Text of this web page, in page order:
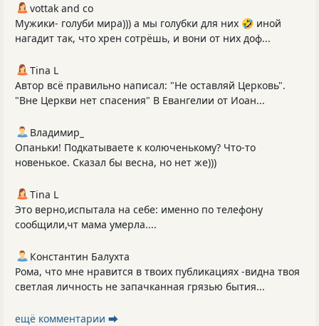
vottak and co
Мужики- голуби мира))) а мы голубки для них 🤣 иной
нагадит так, что хрен сотрёшь, и вони от них доф...
Tina L
Автор всё правильно написал: "Не оставляй Церковь".
"Вне Церкви нет спасения" В Евангелии от Иоан...
Владимир_
Опаньки! Подкатываете к колюченькому? Что-то
новенькое. Сказал бы весна, но нет же)))
Tina L
Это верно,испытала на себе: именно по телефону
сообщили,чт мама умерла....
Константин Балухта
Рома, что мне нравится в твоих публикациях -видна твоя
светлая личность не запачканная грязью бытия...
ещё комментарии ⮕